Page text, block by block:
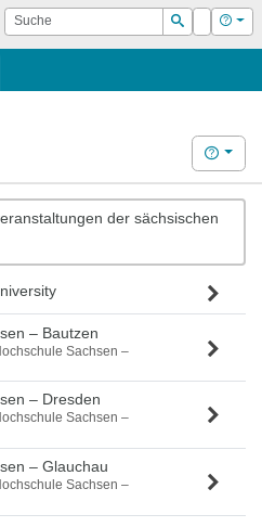
Suche
Suchen
Login Hilfe
Hilfe
der sächsischen
– Bautzen
Sachsen –
– Dresden
Sachsen –
– Glauchau
Sachsen –